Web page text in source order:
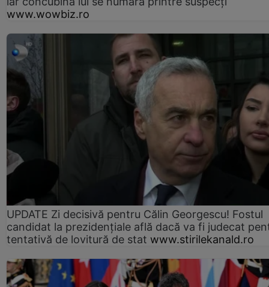
www.wowbiz.ro
UPDATE Zi decisivă pentru Călin Georgescu! Fostul
candidat la prezidențiale află dacă va fi judecat
tentativă de lovitură de stat www.stirilekanald.ro